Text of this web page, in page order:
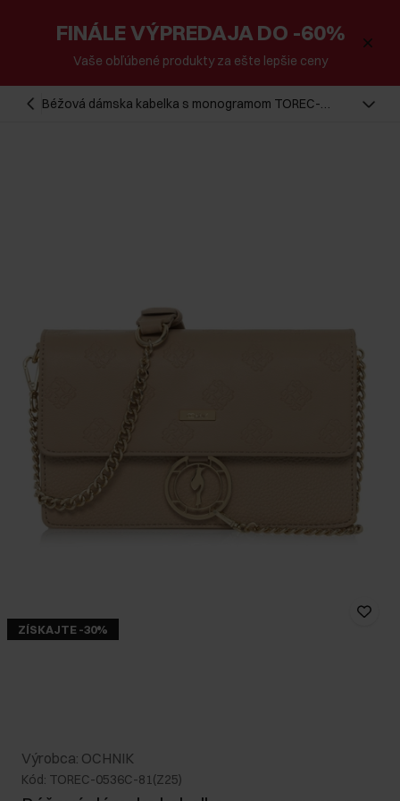
FINÁLE VÝPREDAJA DO -60%
Vaše obľúbené produkty za ešte lepšie ceny
Béžová dámska kabelka s monogramom TOREC-
ZÍSKAJTE -30%
Výrobca: OCHNIK
Kód: TOREC-0536C-81(Z25)